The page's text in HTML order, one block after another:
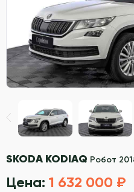
SKODA KODIAQ Робот
Цена: 1 632 000 ₽